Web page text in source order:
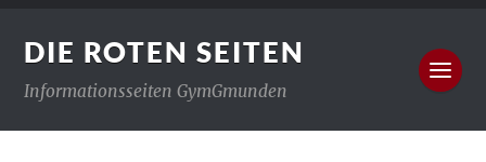
DIE ROTEN SEITEN
Informationsseiten GymGmunden